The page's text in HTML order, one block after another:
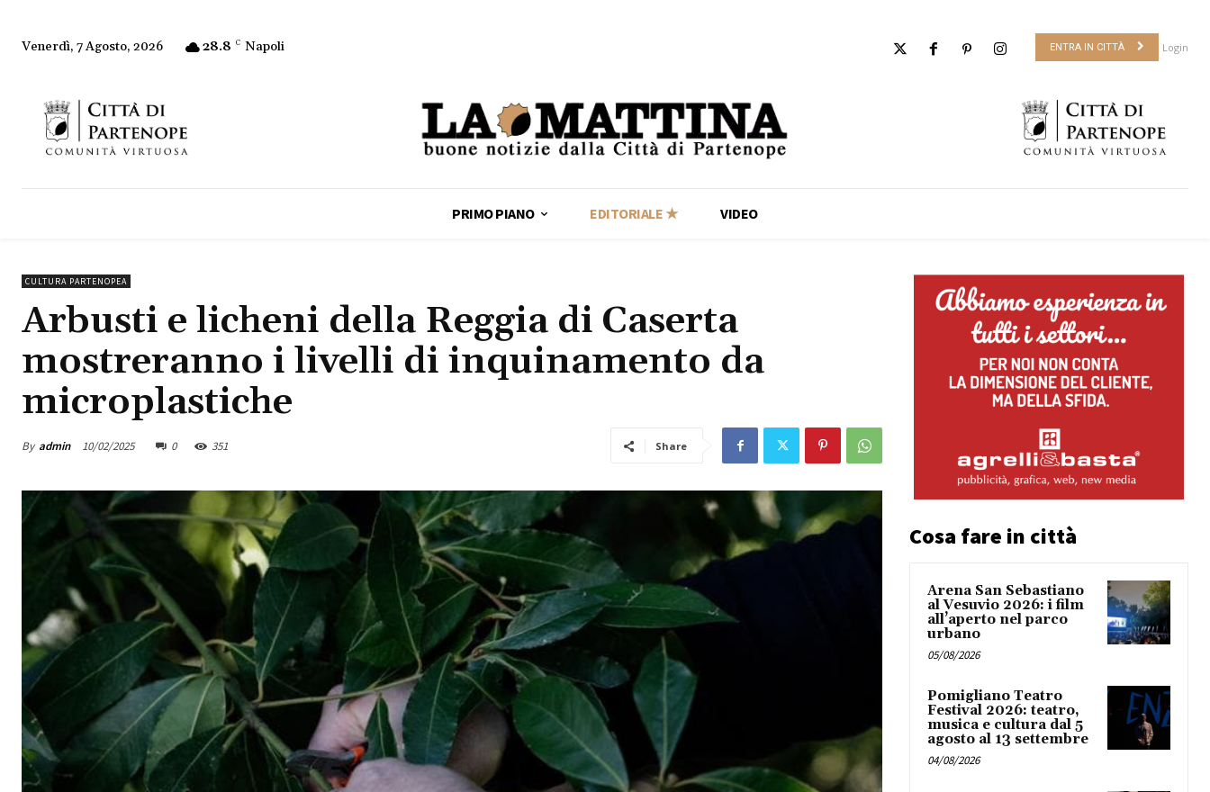
Venerdì, 7 Agosto, 2026 28.8 C Napoli ENTRA IN CITTÀ Login
PRIMO PIANO EDITORIALE ★ VIDEO
CULTURA PARTENOPEA
Arbusti e licheni della Reggia di Caserta
mostreranno i livelli di inquinamento da
microplastiche
By admin 10/02/2025 0 351 Share
Cosa fare in città
Arena San Sebastiano
al Vesuvio 2026: i film
all’aperto nel parco
urbano
05/08/2026
Pomigliano Teatro
Festival 2026: teatro,
musica e cultura dal 5
agosto al 13 settembre
04/08/2026